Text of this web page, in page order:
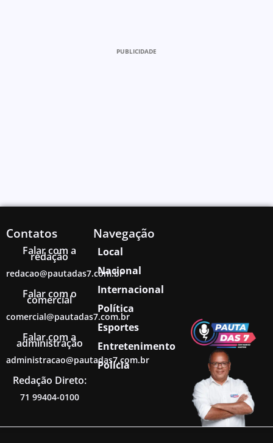
PUBLICIDADE
Contatos
Falar com a
redação
redacao@pautadas7.com.br
Falar com o
comercial
comercial@pautadas7.com.br
Falar com a
administração
administracao@pautadas7.com.br
Redação Direto:
71 99404-0100
Navegação
Local
Nacional
Internacional
Política
Esportes
Entretenimento
Polícia